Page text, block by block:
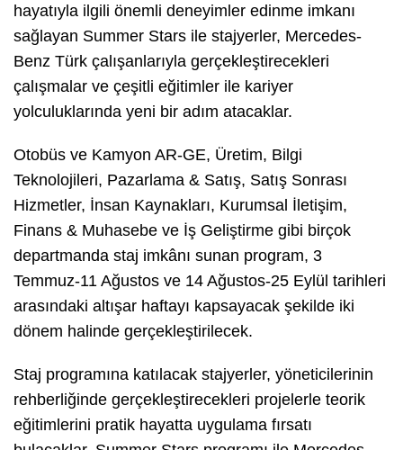
hayatıyla ilgili önemli deneyimler edinme imkanı
sağlayan Summer Stars ile stajyerler, Mercedes-
Benz Türk çalışanlarıyla gerçekleştirecekleri
çalışmalar ve çeşitli eğitimler ile kariyer
yolculuklarında yeni bir adım atacaklar.
Otobüs ve Kamyon AR-GE, Üretim, Bilgi
Teknolojileri, Pazarlama & Satış, Satış Sonrası
Hizmetler, İnsan Kaynakları, Kurumsal İletişim,
Finans & Muhasebe ve İş Geliştirme gibi birçok
departmanda staj imkânı sunan program, 3
Temmuz-11 Ağustos ve 14 Ağustos-25 Eylül tarihleri
arasındaki altışar haftayı kapsayacak şekilde iki
dönem halinde gerçekleştirilecek.
Staj programına katılacak stajyerler, yöneticilerinin
rehberliğinde gerçekleştirecekleri projelerle teorik
eğitimlerini pratik hayatta uygulama fırsatı